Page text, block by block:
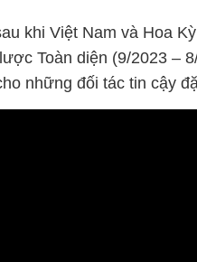
khi Việt Nam và Hoa
Toàn diện (9/2023 –
những đối tác tin cậy